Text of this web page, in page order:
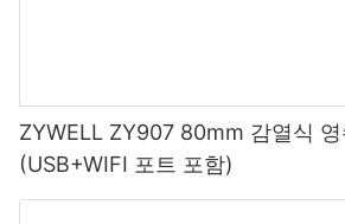
ZYWELL ZY907 80mm 감열식 영
(USB+WIFI 포트 포함)